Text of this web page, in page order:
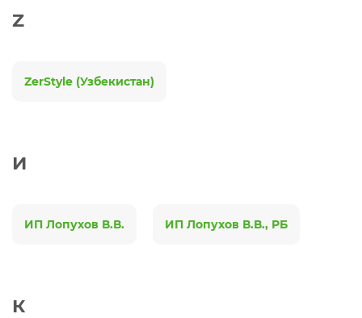
Z
ZerStyle (Узбекистан)
И
ИП Лопухов В.В. ИП Лопухов В.В., РБ
К